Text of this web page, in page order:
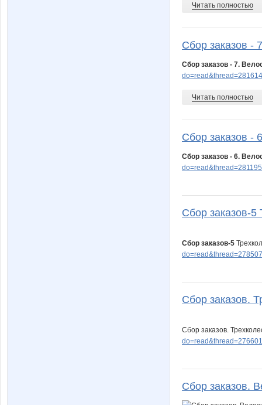
Читать полностью
Сбор заказов -
Сбор заказов - 7.
Читать полностью
Сбор заказов -
Сбор заказов - 6.
Сбор заказов-5
Сбор заказов-5
Сбор заказов.
Сбор заказов.
Сбор заказов.